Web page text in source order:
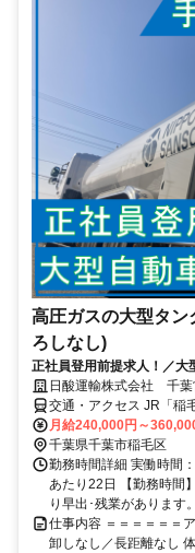
高圧ガスの大型タン
ろしなし)
正社員登用前提求人！／大
日酸運輸株式会社 千葉
交通・アクセス JR「稲
月給240,000円～
千葉県千葉市稲毛区
勤務時間詳細 実働時間
あたり22日 【勤務時間
り早出･残業があります
仕事内容 ＝＝＝＝＝＝
卸しなし／長距離なし